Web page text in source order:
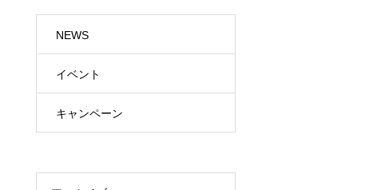
NEWS
イベント
キャンペーン